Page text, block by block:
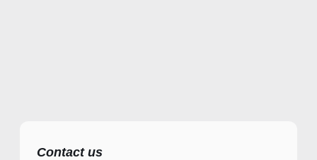
Contact us